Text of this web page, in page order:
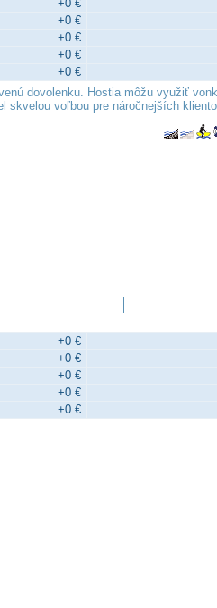
+0 €
+0 €
+0 €
+0 €
+0 €
dovolenku. Hostia môžu využiť
voľbou pre náročnejších
+0 €
+0 €
+0 €
+0 €
+0 €